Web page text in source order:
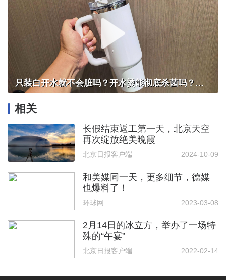
只装白开水就不会脏吗？开水烫能彻底杀菌吗？感控专家详解“吸管杯”藏菌真相｜都视频·热观察
相关
长假结束返工第一天，北京天空
再次绽放绝美晚霞
北京日报客户端 2024-10-09
和美媒同一天，更多细节，德媒
也爆料了！
环球网 2023-03-08
2月14日的冰立方，举办了一场特
殊的“午宴”
北京日报客户端 2022-02-14